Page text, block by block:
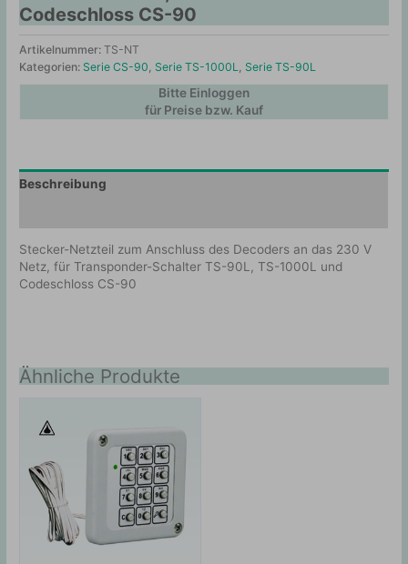
Codeschloss CS-90
Artikelnummer:TS-NT
Kategorien: Serie CS-90, Serie TS-1000L, Serie TS-90L
Bitte Einloggen
für Preise bzw. Kauf
Beschreibung
Stecker-Netzteil zum Anschluss des Decoders an das 230 V
Netz, für Transponder-Schalter TS-90L, TS-1000L und
Codeschloss CS-90
Ähnliche Produkte